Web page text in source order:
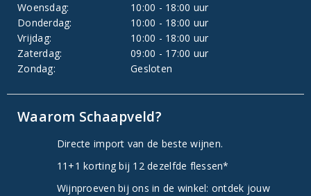
Woensdag:
10:00 - 18:00 uur
Donderdag:
10:00 - 18:00 uur
Vrijdag:
10:00 - 18:00 uur
Zaterdag:
09:00 - 17:00 uur
Zondag:
Gesloten
Waarom Schaapveld?
Directe import van de beste wijnen.
11+1 korting bij 12 dezelfde flessen*
Wijnproeven bij ons in de winkel: ontdek jouw